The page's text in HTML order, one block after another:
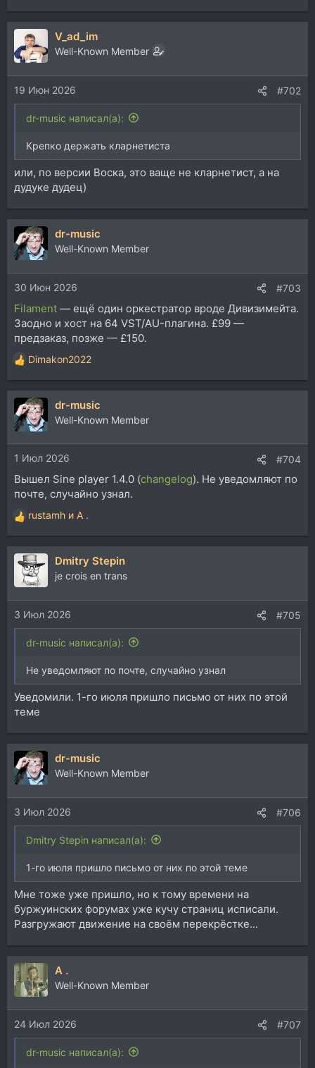
V_ad_im
Well-Known Member
19 Июн 2026 #702
dr-music написал(а):
Крепко держать кларнетиста
или, по версии Воска, это ваще не кларнетист, а на
дудуке дудец)
dr-music
Well-Known Member
30 Июн 2026 #703
Filament — ещё один оркестратор вроде Дивизимейта.
Заодно и хост на 64 VST/AU-плагина. £99 —
предзаказ, позже — £150.
Р
е
а
к
ц
и
и
:
Dimakon2022
dr-music
Well-Known Member
1 Июл 2026 #704
Вышел Sine player 1.4.0 (changelog). Не уведомляют по
почте, случайно узнал.
Р
е
а
к
и
и
:
rustamh и A .
Dmitry Stepin
je crois en trans
3 Июл 2026 #705
dr-music написал(а):
Не уведомляют по почте, случайно узнал
Уведомили. 1-го июля пришло письмо от них по этой
теме
dr-music
Well-Known Member
3 Июл 2026 #706
Dmitry Stepin написал(а):
1-го июля пришло письмо от них по этой теме
Мне тоже уже пришло, но к тому времени на
буржуинских форумах уже кучу страниц исписали.
Разгружают движение на своём перекрёстке...
A .
Well-Known Member
24 Июл 2026 #707
dr-music написал(а):